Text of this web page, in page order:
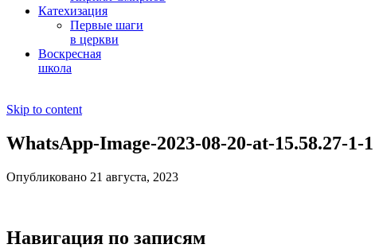
Катехизация
Первые шаги
в церкви
Воскресная
школа
Skip to content
WhatsApp-Image-2023-08-20-at-15.58.27-1-1
Опубликовано 21 августа, 2023
Навигация по записям